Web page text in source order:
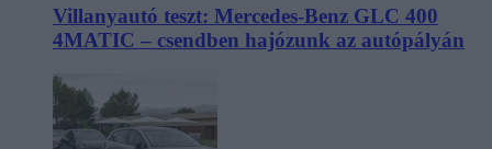
Villanyautó teszt: Mercedes-Benz GLC 400
4MATIC – csendben hajózunk az autópályán